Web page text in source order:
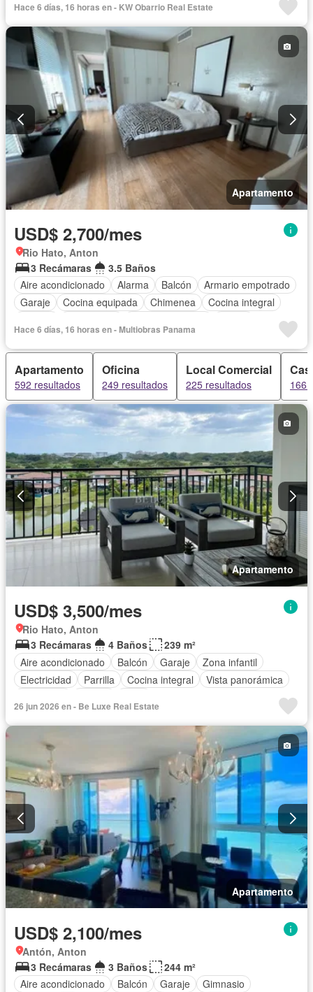
Hace 6 días, 16 horas en - KW Obarrio Real Estate
Apartamento
USD$ 2,700/mes
Rio Hato, Anton
3 Recámaras
3.5 Baños
Aire acondicionado
Alarma Balcón
Armario empotrado
Garaje
Cocina equipada Chimenea
Cocina integral
Cuarto de servicio
Hace 6 días, 16 horas en - Multiobras Panama
Apartamento
592 resultados
Oficina
249 resultados
Local Comercial
225 resultados 166
Apartamento
USD$ 3,500/mes
Rio Hato, Anton
3 Recámaras
4 Baños
239 m²
Aire acondicionado
Balcón Garaje
Zona infantil
Electricidad
Parrilla Cocina integral
Vista panorámica
26 jun 2026 en - Be Luxe Real Estate
Apartamento
USD$ 2,100/mes
Antón, Anton
3 Recámaras
3 Baños
244 m²
Aire acondicionado
Balcón Garaje
Gimnasio